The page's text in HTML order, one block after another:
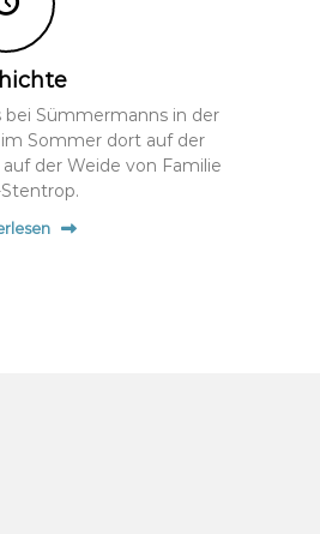
Sümmermanns in der
Sommer dort auf der
der Weide von Familie